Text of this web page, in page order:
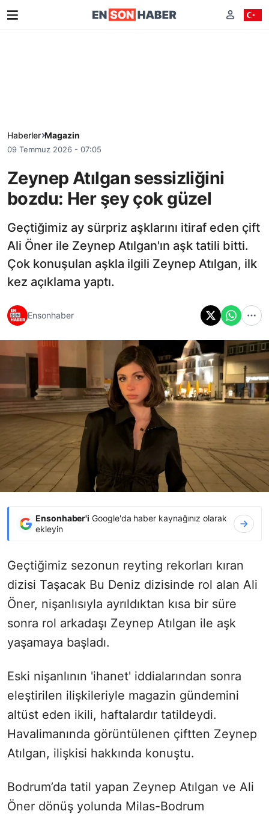
Haberler Magazin
09 Temmuz 2026 - 07:05
Zeynep Atılgan sessizliğini
bozdu: Her şey çok güzel
Geçtiğimiz ay sürpriz aşklarını itiraf eden çift
Ali Öner ile Zeynep Atılgan'ın aşk tatili bitti.
Çok konuşulan aşkla ilgili Zeynep Atılgan, ilk
kez açıklama yaptı.
Ensonhaber
Ensonhaber'i Google'da haber kaynağınız olarak
ekleyin
Geçtiğimiz sezonun reyting rekorları kıran
dizisi Taşacak Bu Deniz dizisinde rol alan Ali
Öner, nişanlısıyla ayrıldıktan kısa bir süre
sonra rol arkadaşı Zeynep Atılgan ile aşk
yaşamaya başladı.
Eski nişanlının 'ihanet' iddialarından sonra
eleştirilen ilişkileriyle magazin gündemini
altüst eden ikili, haftalardır tatildeydi.
Havalimanında görüntülenen çiftten Zeynep
Atılgan, ilişkisi hakkında konuştu.
Bodrum’da tatil yapan Zeynep Atılgan ve Ali
Öner dönüş yolunda Milas-Bodrum